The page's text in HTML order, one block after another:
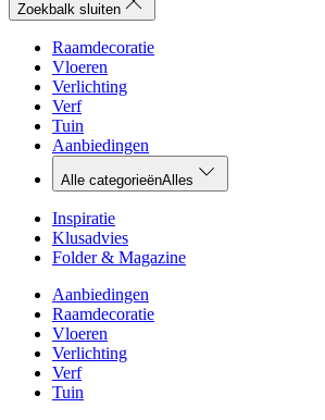
Zoekbalk sluiten
Raamdecoratie
Vloeren
Verlichting
Verf
Tuin
Aanbiedingen
Alle categorieënAlles
Inspiratie
Klusadvies
Folder & Magazine
Aanbiedingen
Raamdecoratie
Vloeren
Verlichting
Verf
Tuin